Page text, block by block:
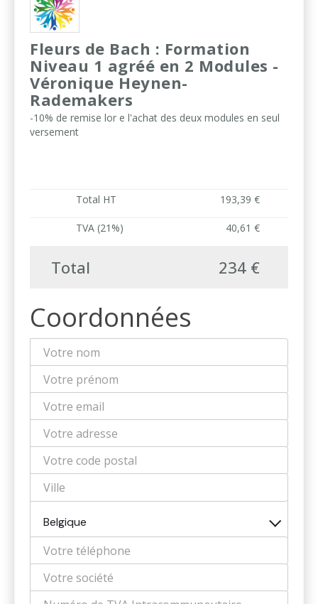
Fleurs de Bach : Formation
Niveau 1 agréé en 2 Modules -
Véronique Heynen-
Rademakers
-10% de remise lor e l'achat des deux modules en seul
versement
Total HT 193,39 €
TVA (21%) 40,61 €
Total 234 €
Coordonnées
Belgique